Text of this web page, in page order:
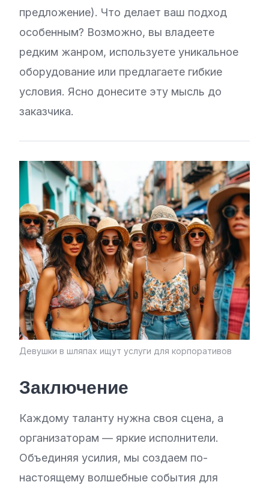
предложение). Что делает ваш подход
особенным? Возможно, вы владеете
редким жанром, используете уникальное
оборудование или предлагаете гибкие
условия. Ясно донесите эту мысль до
заказчика.
Девушки в шляпах ищут услуги для корпоративов
Заключение
Каждому таланту нужна своя сцена, а
организаторам — яркие исполнители.
Объединяя усилия, мы создаем по-
настоящему волшебные события для